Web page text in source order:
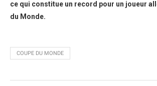
ce qui constitue un record pour un joueur
du Monde.
COUPE DU MONDE